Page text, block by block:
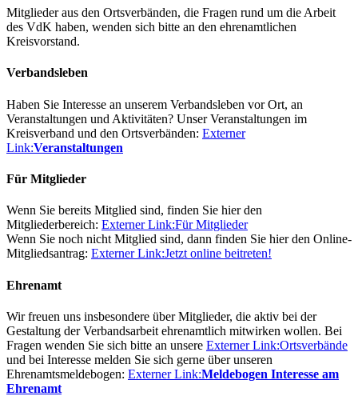
Mitglieder aus den Ortsverbänden, die Fragen rund um die Arbeit
des VdK haben, wenden sich bitte an den ehrenamtlichen
Kreisvorstand.
Verbandsleben
Haben Sie Interesse an unserem Verbandsleben vor Ort, an
Veranstaltungen und Aktivitäten? Unser Veranstaltungen im
Kreisverband und den Ortsverbänden: Externer
Link:Veranstaltungen
Für Mitglieder
Wenn Sie bereits Mitglied sind, finden Sie hier den
Mitgliederbereich: Externer Link:Für Mitglieder
Wenn Sie noch nicht Mitglied sind, dann finden Sie hier den Online-
Mitgliedsantrag: Externer Link:Jetzt online beitreten!
Ehrenamt
Wir freuen uns insbesondere über Mitglieder, die aktiv bei der
Gestaltung der Verbandsarbeit ehrenamtlich mitwirken wollen. Bei
Fragen wenden Sie sich bitte an unsere Externer Link:Ortsverbände
und bei Interesse melden Sie sich gerne über unseren
Ehrenamtsmeldebogen: Externer Link:Meldebogen Interesse am
Ehrenamt